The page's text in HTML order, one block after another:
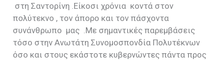
στη Σαντορίνη .Είκοσι χρόνια κοντά στον
πολύτεκνο , τον άπορο και τον πάσχοντα
συνάνθρωπο μας .Με σημαντικές παρεμβάσεις
τόσο στην Ανωτάτη Συνομοσπονδία Πολυτέκνων
όσο και στους εκάστοτε κυβερνώντες πάντα προς